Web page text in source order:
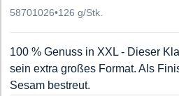
58701026•126 g/Stk.
100 % Genuss in XXL - Dieser
sein extra großes Format. Als
Sesam bestreut.